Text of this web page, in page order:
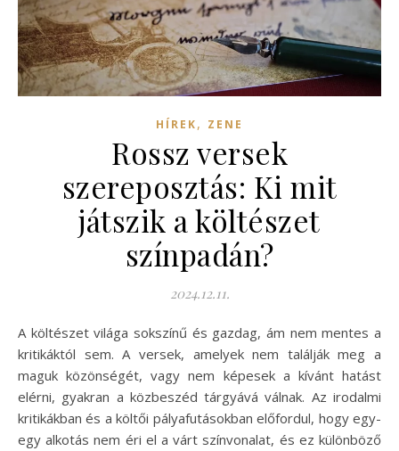
HÍREK, ZENE
Rossz versek
szereposztás: Ki mit
játszik a költészet
színpadán?
2024.12.11.
A költészet világa sokszínű és gazdag, ám nem mentes a
kritikáktól sem. A versek, amelyek nem találják meg a
maguk közönségét, vagy nem képesek a kívánt hatást
elérni, gyakran a közbeszéd tárgyává válnak. Az irodalmi
kritikákban és a költői pályafutásokban előfordul, hogy egy-
egy alkotás nem éri el a várt színvonalat, és ez különböző